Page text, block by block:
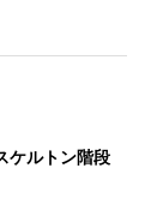
ケルトン階段